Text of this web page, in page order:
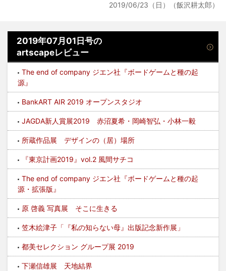
2019/06/23（日）（飯沢耕太郎）
2019年07月01日号の
artscapeレビュー
The end of company ジエン社『ボードゲームと種の起
源』
BankART AIR 2019 オープンスタジオ
JAGDA新人賞展2019 赤沼夏希・岡崎智弘・小林一毅
所蔵作品展 デザインの（居）場所
『東京計画2019』vol.2 風間サチコ
The end of company ジエン社『ボードゲームと種の起
源・拡張版』
原 啓義 写真展 そこに生きる
笠木絵津子「『私の知らない母』出版記念新作展」
都美セレクション グループ展 2019
下瀬信雄展 天地結界